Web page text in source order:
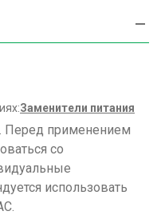
Заменители питания
Перед применением
со
использовать